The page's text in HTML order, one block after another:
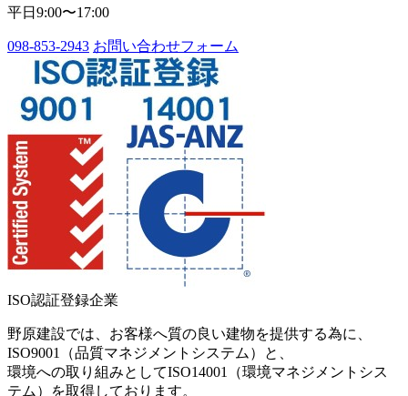
平日9:00〜17:00
098-853-2943 お問い合わせフォーム
ISO認証登録企業
野原建設では、お客様へ質の良い建物を提供する為に、
ISO9001（品質マネジメントシステム）と、
環境への取り組みとしてISO14001（環境マネジメントシス
テム）を取得しております。